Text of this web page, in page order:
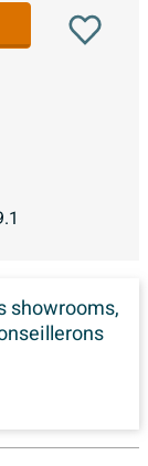
showrooms,